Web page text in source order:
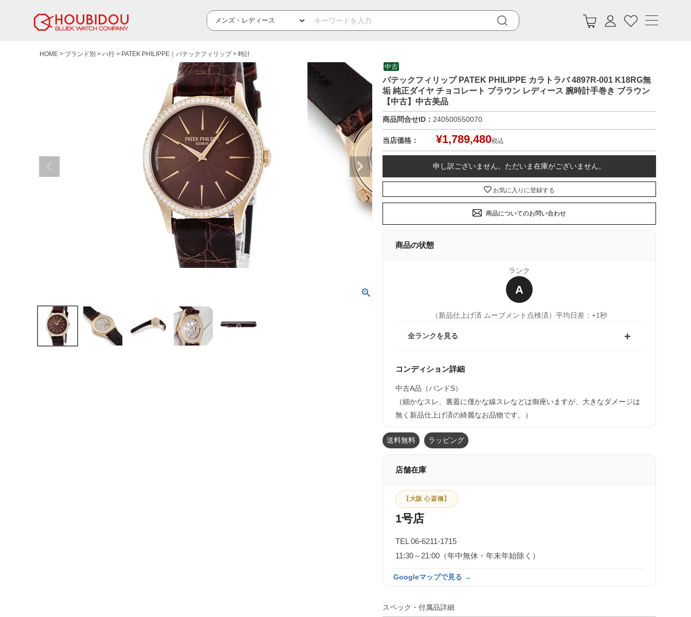
HOME ブランド別 ハ行 PATEK PHILIPPE｜パテックフィリップ 時計
中古
パテックフィリップ PATEK PHILIPPE カラトラバ 4897R-001 K18RG無
垢 純正ダイヤ チョコレート ブラウン レディース 腕時計手巻き ブラウン
【中古】中古美品
商品問合せID： 240500550070
当店価格： ¥1,789,480税込
申し訳ございません。ただいま在庫がございません。
お気に入りに登録する
商品についてのお問い合わせ
商品の状態
ランク
A
（新品仕上げ済 ムーブメント点検済） 平均日差：+1秒
全ランクを見る
コンディション詳細
中古A品（バンドS）
（細かなスレ、裏蓋に僅かな線スレなどは御座いますが、大きなダメージは
無く新品仕上げ済の綺麗なお品物です。）
送料無料 ラッピング
店舗在庫
【大阪 心斎橋】
1号店
TEL 06-6211-1715
11:30～21:00（年中無休・年末年始除く）
Googleマップで見る →
スペック・付属品詳細